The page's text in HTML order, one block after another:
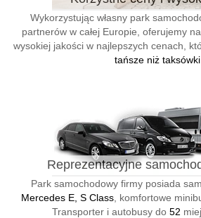
Wykorzystując własny park
partnerów w całej Europie, oferujemy
wysokiej jakości w najlepszych cenach,
tańsze niż taksówki
Reprezentacyjne
Park samochodowy firmy posiada
Mercedes E, S Class , komfortowe
Transporter i autobusy do 52